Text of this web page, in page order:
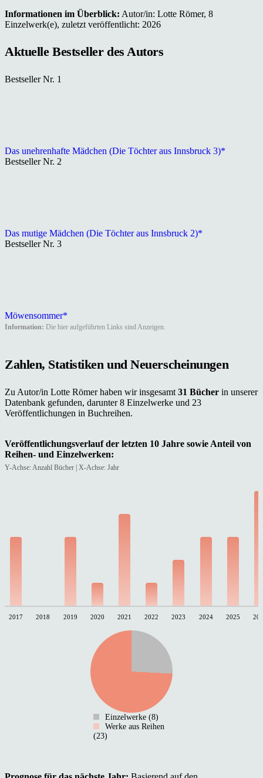
Informationen im Überblick: Autor/in: Lotte Römer, 8
Einzelwerk(e), zuletzt veröffentlicht: 2026
Aktuelle Bestseller des Autors
Bestseller Nr. 1
Das unehrenhafte Mädchen (Die Töchter aus Innsbruck 3)*
Bestseller Nr. 2
Das mutige Mädchen (Die Töchter aus Innsbruck 2)*
Bestseller Nr. 3
Möwensommer*
Information: Die hier aufgeführten Links sind Anzeigen.
Zahlen, Statistiken und Neuerscheinungen
Zu Autor/in Lotte Römer haben wir insgesamt 31 Bücher in unserer
Datenbank gefunden, darunter 8 Einzelwerke und 23
Veröffentlichungen in Buchreihen.
Veröffentlichungsverlauf der letzten 10 Jahre sowie Anteil von
Reihen- und Einzelwerken:
Y-Achse: Anzahl Bücher | X-Achse: Jahr
2017 2018 2019 2020 2021 2022 2023 2024 2025
Einzelwerke (8)
Werke aus Reihen
(23)